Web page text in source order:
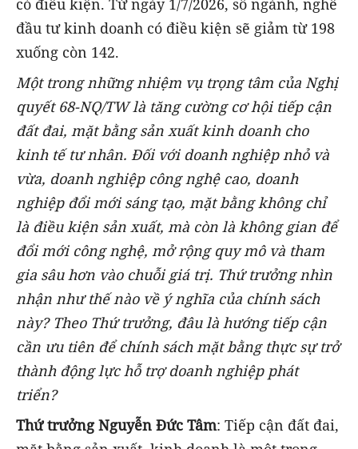
đầu tư kinh doanh có điều kiện sẽ giảm từ 198
xuống còn 142.
Một trongnhững nhiệm vụ trọng tâm của Nghị
quyết 68-NQ/TW là tăng cường cơ hội tiếp cận
đất đai, mặt bằng sản xuất kinh doanh cho
kinh tế tư nhân. Đối với doanh nghiệp nhỏ và
vừa, doanh nghiệp công nghệ cao, doanh
nghiệp đổi mới sáng tạo, mặt bằng không chỉ
là điều kiện sản xuất, mà còn là không gian để
đổi mới công nghệ, mở rộng quy mô và tham
gia sâu hơn vào chuỗi giá trị. Thứ trưởng nhìn
nhận như thế nào về ý nghĩa của chính sách
này? Theo Thứ trưởng, đâu là hướng tiếp cận
cần ưu tiên để chính sách mặt bằng thực sự trở
thành động lực hỗ trợ doanh nghiệp phát
triển?
Thứ trưởng Nguyễn Đức Tâm: Tiếp cận đất đai,